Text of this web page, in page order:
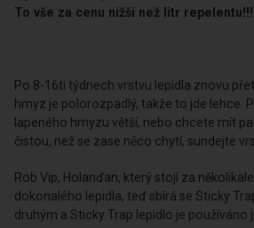
To vše za cenu nižší než litr repelentu!!!
Po 8-16ti týdnech vrstvu lepidla znovu
hmyz je polorozpadlý, takže to jde lehce.
lapeného hmyzu větší, nebo chcete mít
čistou, než se zase něco chytí, sundejte
Rob Vip, Holanďan, který stojí za
dokonalého lepidla, teď sbírá se Sticky
druhým a Sticky Trap lepidlo je používáno